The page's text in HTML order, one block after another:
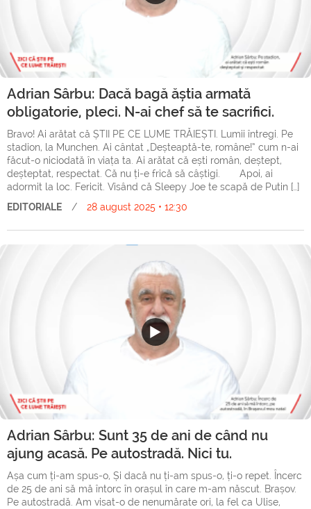
Adrian Sârbu: Dacă bagă ăștia armată
obligatorie, pleci. N-ai chef să te sacrifici.
Bravo! Ai arătat că ȘTII PE CE LUME TRĂIEȘTI. Lumii întregi. Pe
stadion, la Munchen. Ai cântat „Deșteaptă-te, române!” cum n-ai
făcut-o niciodată în viața ta. Ai arătat că ești român, deștept,
deșteptat, respectat. Că nu ți-e frică să câștigi. Apoi, ai
adormit la loc. Fericit. Visând că Sleepy Joe te scapă de Putin […]
EDITORIALE
/ 28 august 2025 • 12:30
Adrian Sârbu: Sunt 35 de ani de când nu
ajung acasă. Pe autostradă. Nici tu.
Așa cum ți-am spus-o, Și dacă nu ți-am spus-o, ți-o repet. Încerc
de 25 de ani să mă întorc în orașul în care m-am născut. Brașov.
Pe autostradă. Am visat-o de nenumărate ori, la fel ca Ulise,